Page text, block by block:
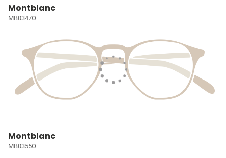
Montblanc
MB0347O
Montblanc
MB0355O